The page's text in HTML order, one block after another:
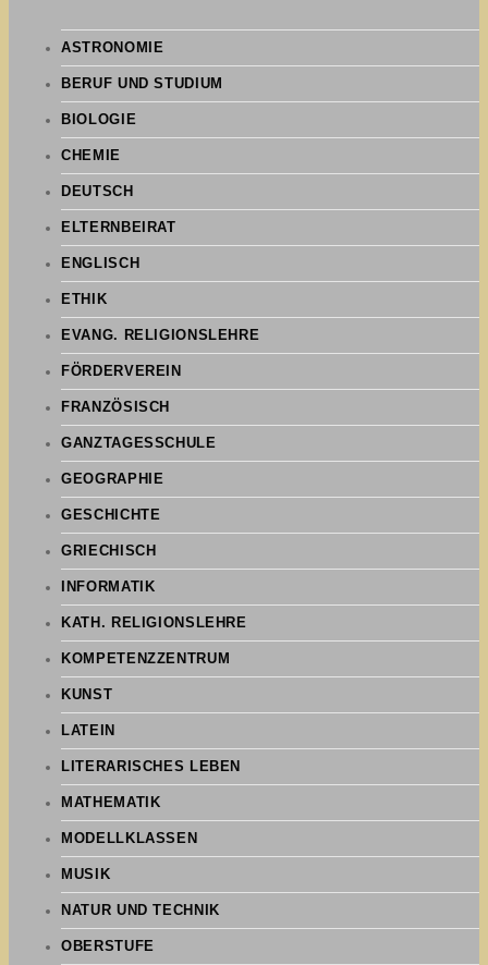
ASTRONOMIE
BERUF UND STUDIUM
BIOLOGIE
CHEMIE
DEUTSCH
ELTERNBEIRAT
ENGLISCH
ETHIK
EVANG. RELIGIONSLEHRE
FÖRDERVEREIN
FRANZÖSISCH
GANZTAGESSCHULE
GEOGRAPHIE
GESCHICHTE
GRIECHISCH
INFORMATIK
KATH. RELIGIONSLEHRE
KOMPETENZZENTRUM
KUNST
LATEIN
LITERARISCHES LEBEN
MATHEMATIK
MODELLKLASSEN
MUSIK
NATUR UND TECHNIK
OBERSTUFE